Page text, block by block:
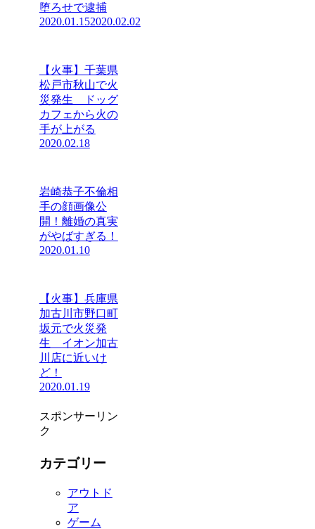
堕ろせで逮捕
2020.01.152020.02.02
【火事】千葉県
松戸市秋山で火
災発生 ドッグ
カフェから火の
手が上がる
2020.02.18
岩崎恭子不倫相
手の顔画像公
開！離婚の真実
がやばすぎる！
2020.01.10
【火事】兵庫県
加古川市野口町
坂元で火災発
生 イオン加古
川店に近いけ
ど！
2020.01.19
スポンサーリン
ク
カテゴリー
アウトド
ア
ゲーム